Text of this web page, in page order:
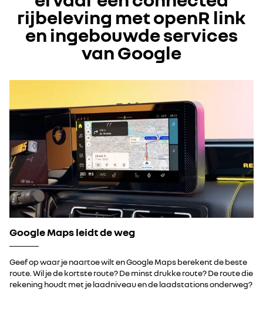
rijbeleving met openR link
en ingebouwde services
van Google
Google Maps leidt de weg
Geef op waar je naartoe wilt en Google Maps berekent de beste
route. Wil je de kortste route? De minst drukke route? De route die
rekening houdt met je laadniveau en de laadstations onderweg?